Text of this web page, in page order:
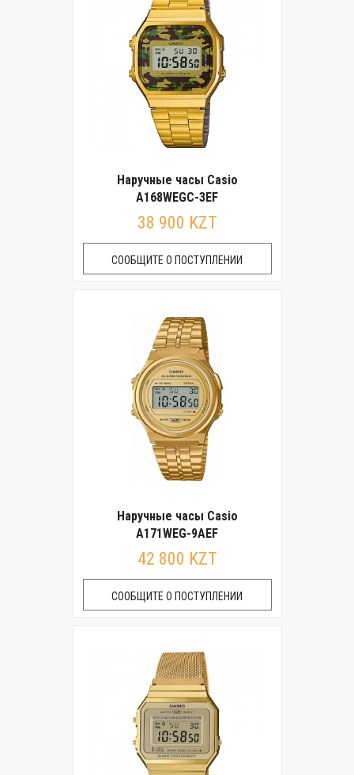
Наручные часы Casio
A168WEGC-3EF
38 900 KZT
СООБЩИТЕ О ПОСТУПЛЕНИИ
Наручные часы Casio
A171WEG-9AEF
42 800 KZT
СООБЩИТЕ О ПОСТУПЛЕНИИ